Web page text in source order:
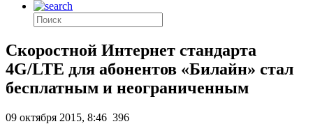
Скоростной Интернет стандарта
4G/LTE для абонентов «Билайн» стал
бесплатным и неограниченным
09 октября 2015, 8:46 396